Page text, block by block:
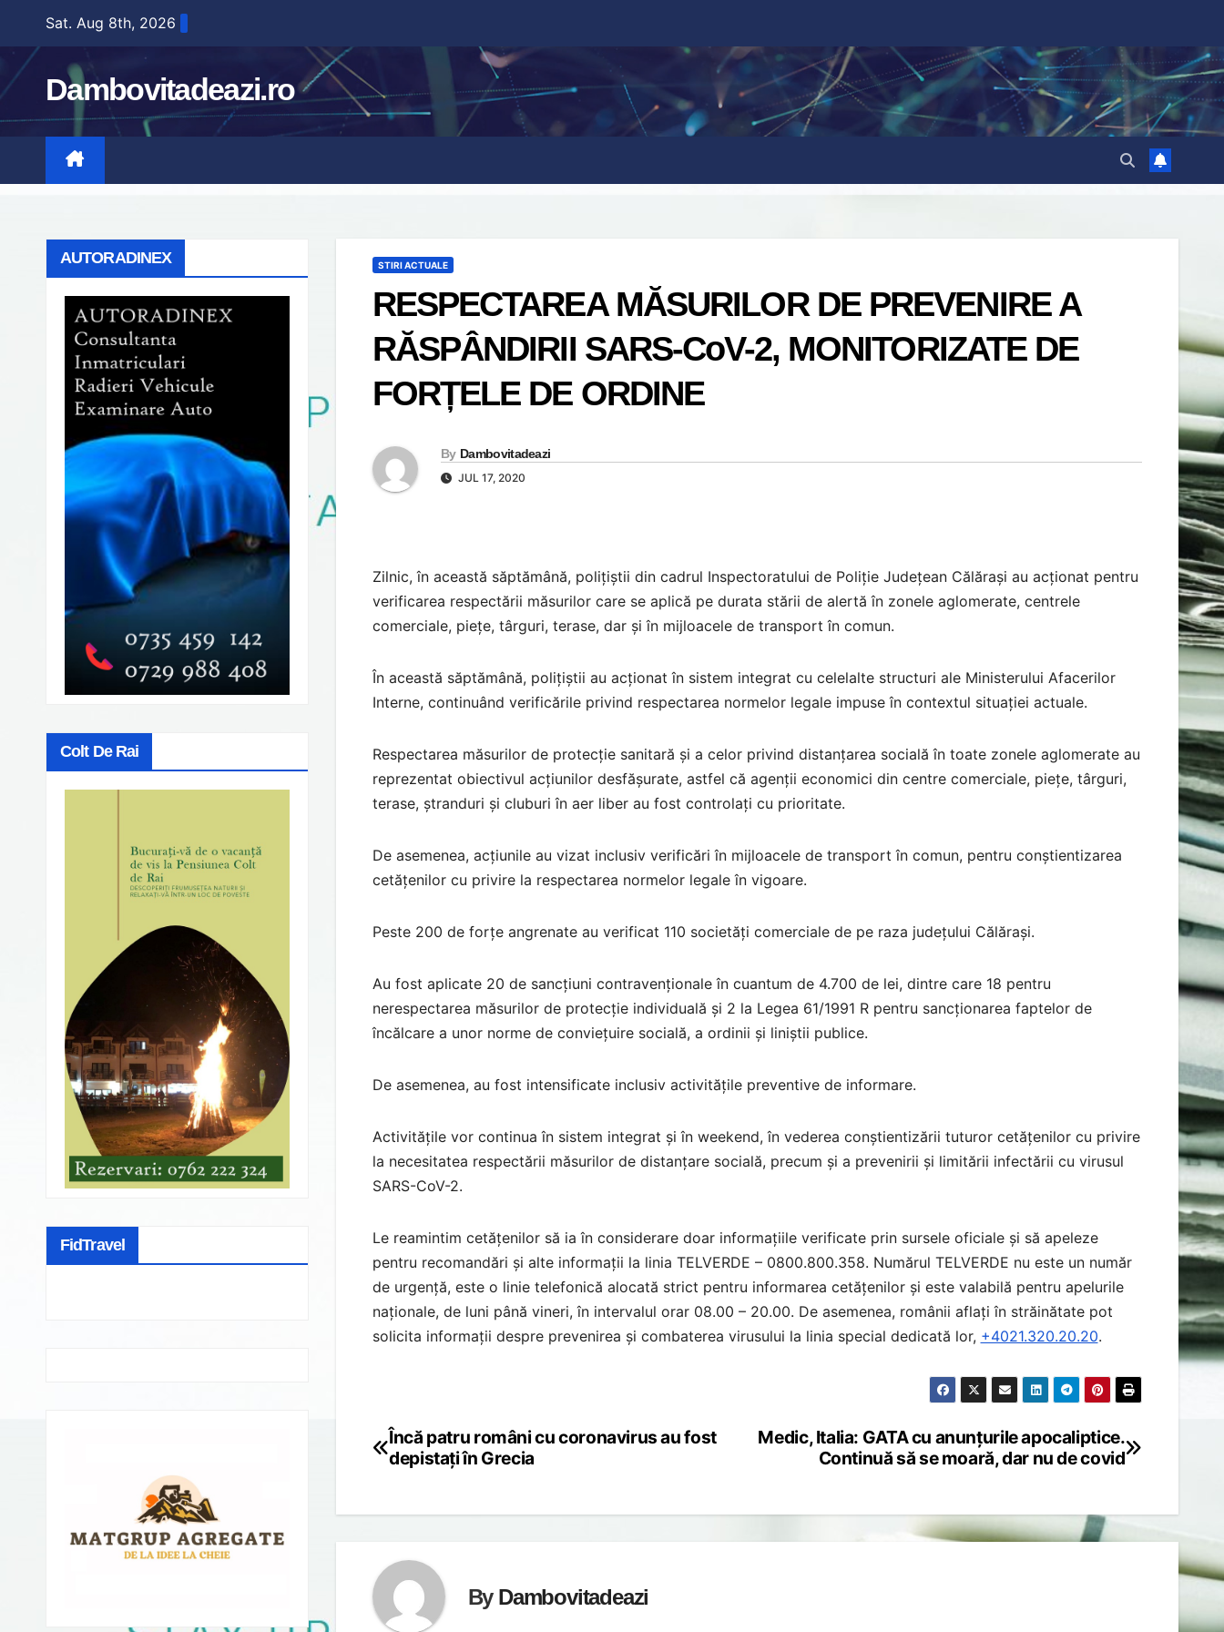
content
Sat. Aug 8th, 2026
Dambovitadeazi.ro
AUTORADINEX
Colt De Rai
FidTravel
STIRI ACTUALE
RESPECTAREA MĂSURILOR DE PREVENIRE A
RĂSPÂNDIRII SARS-CoV-2, MONITORIZATE DE
FORȚELE DE ORDINE
By Dambovitadeazi
JUL 17, 2020
Zilnic, în această săptămână, polițiștii din cadrul Inspectoratului de Poliție Județean Călărași au acționat pentru
verificarea respectării măsurilor care se aplică pe durata stării de alertă în zonele aglomerate, centrele
comerciale, piețe, târguri, terase, dar și în mijloacele de transport în comun.
În această săptămână, polițiștii au acționat în sistem integrat cu celelalte structuri ale Ministerului Afacerilor
Interne, continuând verificările privind respectarea normelor legale impuse în contextul situației actuale.
Respectarea măsurilor de protecție sanitară și a celor privind distanțarea socială în toate zonele aglomerate au
reprezentat obiectivul acțiunilor desfășurate, astfel că agenții economici din centre comerciale, piețe, târguri,
terase, ștranduri și cluburi în aer liber au fost controlați cu prioritate.
De asemenea, acțiunile au vizat inclusiv verificări în mijloacele de transport în comun, pentru conștientizarea
cetățenilor cu privire la respectarea normelor legale în vigoare.
Peste 200 de forțe angrenate au verificat 110 societăți comerciale de pe raza județului Călărași.
Au fost aplicate 20 de sancțiuni contravenționale în cuantum de 4.700 de lei, dintre care 18 pentru
nerespectarea măsurilor de protecție individuală și 2 la Legea 61/1991 R pentru sancționarea faptelor de
încălcare a unor norme de conviețuire socială, a ordinii și liniștii publice.
De asemenea, au fost intensificate inclusiv activitățile preventive de informare.
Activitățile vor continua în sistem integrat și în weekend, în vederea conștientizării tuturor cetățenilor cu privire
la necesitatea respectării măsurilor de distanțare socială, precum și a prevenirii și limitării infectării cu virusul
SARS-CoV-2.
Le reamintim cetățenilor să ia în considerare doar informațiile verificate prin sursele oficiale și să apeleze
pentru recomandări și alte informații la linia TELVERDE – 0800.800.358. Numărul TELVERDE nu este un număr
de urgență, este o linie telefonică alocată strict pentru informarea cetățenilor și este valabilă pentru apelurile
naționale, de luni până vineri, în intervalul orar 08.00 – 20.00. De asemenea, românii aflați în străinătate pot
solicita informații despre prevenirea și combaterea virusului la linia special dedicată lor, +4021.320.20.20.
Post
Medic, Italia: GATA cu anunțurile apocaliptice.
Continuă să se moară, dar nu de covid
Încă patru români cu coronavirus au fost
depistați în Grecia
By Dambovitadeazi